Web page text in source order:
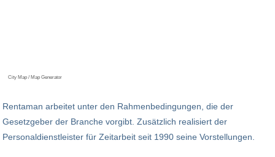
City Map / Map Generator
Rentaman arbeitet unter den Rahmenbedingungen, die der
Gesetzgeber der Branche vorgibt. Zusätzlich realisiert der
Personaldienstleister für Zeitarbeit seit 1990 seine Vorstellungen.